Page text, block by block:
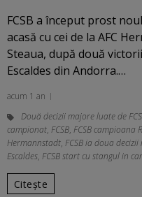
FCSB a început prost
acasă cu cei de la AFC
Steaua, după două
Escaldes din Andorra.…
acum 1 an
Două decizii majore luate de
campionat, FCSB, FCSB campioana
Hermannstadt, FCSB ia doua
Escaldes, FCSB start cu stangul in
Citește